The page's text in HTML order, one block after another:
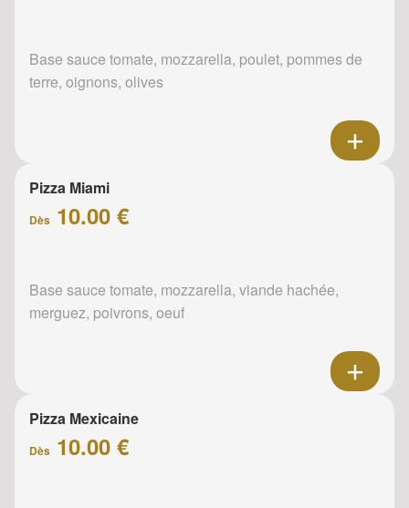
Base sauce tomate, mozzarella, poulet, pommes de
terre, oignons, olives
Pizza Miami
Dès 10.00 €
Base sauce tomate, mozzarella, viande hachée,
merguez, poivrons, oeuf
Pizza Mexicaine
Dès 10.00 €